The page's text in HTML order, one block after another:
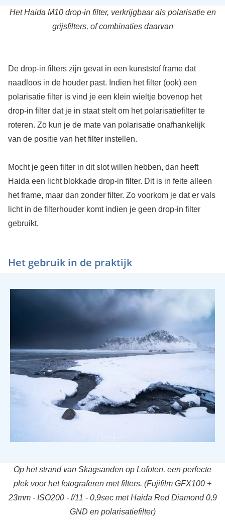
Het Haida M10 drop-in filter, verkrijgbaar als polarisatie en
grijsfilters, of combinaties daarvan
De drop-in filters zijn gevat in een kunststof frame dat
naadloos in de houder past. Indien het filter (ook) een
polarisatie filter is vind je een klein wieltje bovenop het
drop-in filter dat je in staat stelt om het polarisatiefilter te
roteren. Zo kun je de mate van polarisatie onafhankelijk
van de positie van het filter instellen.
Mocht je geen filter in dit slot willen hebben, dan heeft
Haida een licht blokkade drop-in filter. Dit is in feite alleen
het frame, maar dan zonder filter. Zo voorkom je dat er vals
licht in de filterhouder komt indien je geen drop-in filter
gebruikt.
Het gebruik in de praktijk
Op het strand van Skagsanden op Lofoten, een perfecte
plek voor het fotograferen met filters. (Fujifilm GFX100 +
23mm - ISO200 - f/11 - 0,9sec met Haida Red Diamond 0,9
GND en polarisatiefilter)